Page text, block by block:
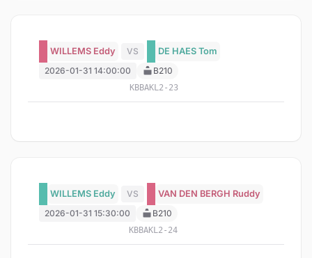
WILLEMS Eddy VS
DE HAES Tom
2026-01-31 14:00:00
B210
KBBAKL2-23
WILLEMS Eddy VS
VAN DEN BERGH Ruddy
2026-01-31 15:30:00
B210
KBBAKL2-24